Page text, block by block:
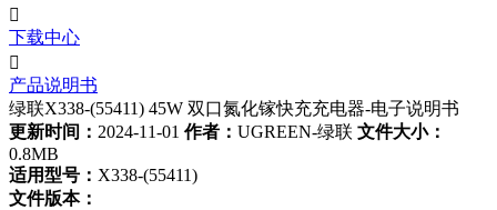

下载中心

产品说明书
绿联X338-(55411) 45W 双口氮化镓快充充电器-电子说明书
更新时间： 2024-11-01 作者： UGREEN-绿联 文件大小：
0.8MB
适用型号： X338-(55411)
文件版本：